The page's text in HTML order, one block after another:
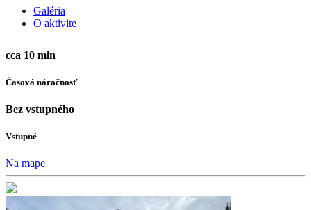
Galéria
O aktivite
cca 10 min
Časová náročnosť
Bez vstupného
Vstupné
Na mape